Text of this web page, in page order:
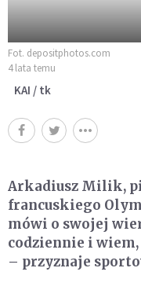
Fot. depositphotos.com
4 lata temu
KAI / tk
Arkadiusz Milik,
francuskiego
mówi o swojej
codziennie i
– przyznaje